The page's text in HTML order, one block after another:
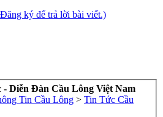
ký để trả lời bài viết.)
Diễn Đàn Cầu Lông Việt Nam
Tin Cầu Lông > Tin Tức Cầu